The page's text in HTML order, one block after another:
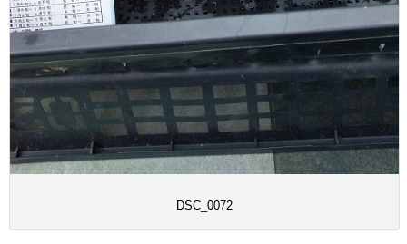
DSC_0072